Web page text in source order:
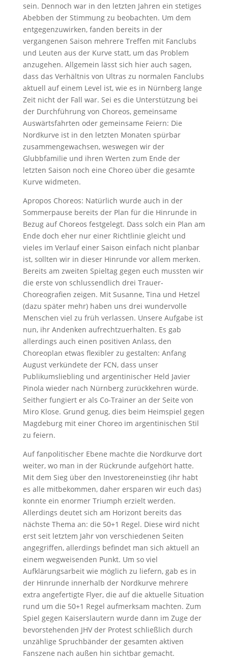
sein. Dennoch war in den letzten Jahren ein stetiges
Abebben der Stimmung zu beobachten. Um dem
entgegenzuwirken, fanden bereits in der
vergangenen Saison mehrere Treffen mit Fanclubs
und Leuten aus der Kurve statt, um das Problem
anzugehen. Allgemein lässt sich hier auch sagen,
dass das Verhältnis von Ultras zu normalen Fanclubs
aktuell auf einem Level ist, wie es in Nürnberg lange
Zeit nicht der Fall war. Sei es die Unterstützung bei
der Durchführung von Choreos, gemeinsame
Auswärtsfahrten oder gemeinsame Feiern: Die
Nordkurve ist in den letzten Monaten spürbar
zusammengewachsen, weswegen wir der
Glubbfamilie und ihren Werten zum Ende der
letzten Saison noch eine Choreo über die gesamte
Kurve widmeten.
Apropos Choreos: Natürlich wurde auch in der
Sommerpause bereits der Plan für die Hinrunde in
Bezug auf Choreos festgelegt. Dass solch ein Plan am
Ende doch eher nur einer Richtlinie gleicht und
vieles im Verlauf einer Saison einfach nicht planbar
ist, sollten wir in dieser Hinrunde vor allem merken.
Bereits am zweiten Spieltag gegen euch mussten wir
die erste von schlussendlich drei Trauer-
Choreografien zeigen. Mit Susanne, Tina und Hetzel
(dazu später mehr) haben uns drei wundervolle
Menschen viel zu früh verlassen. Unsere Aufgabe ist
nun, ihr Andenken aufrechtzuerhalten. Es gab
allerdings auch einen positiven Anlass, den
Choreoplan etwas flexibler zu gestalten: Anfang
August verkündete der FCN, dass unser
Publikumsliebling und argentinischer Held Javier
Pinola wieder nach Nürnberg zurückkehren würde.
Seither fungiert er als Co-Trainer an der Seite von
Miro Klose. Grund genug, dies beim Heimspiel gegen
Magdeburg mit einer Choreo im argentinischen Stil
zu feiern.
Auf fanpolitischer Ebene machte die Nordkurve dort
weiter, wo man in der Rückrunde aufgehört hatte.
Mit dem Sieg über den Investoreneinstieg (ihr habt
es alle mitbekommen, daher ersparen wir euch das)
konnte ein enormer Triumph erzielt werden.
Allerdings deutet sich am Horizont bereits das
nächste Thema an: die 50+1 Regel. Diese wird nicht
erst seit letztem Jahr von verschiedenen Seiten
angegriffen, allerdings befindet man sich aktuell an
einem wegweisenden Punkt. Um so viel
Aufklärungsarbeit wie möglich zu liefern, gab es in
der Hinrunde innerhalb der Nordkurve mehrere
extra angefertigte Flyer, die auf die aktuelle Situation
rund um die 50+1 Regel aufmerksam machten. Zum
Spiel gegen Kaiserslautern wurde dann im Zuge der
bevorstehenden JHV der Protest schließlich durch
unzählige Spruchbänder der gesamten aktiven
Fanszene nach außen hin sichtbar gemacht.